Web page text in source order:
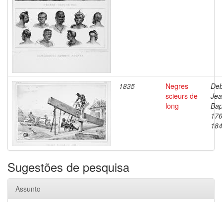
1835
Negres
scieurs de
long
Sugestões de pesquisa
Assunto